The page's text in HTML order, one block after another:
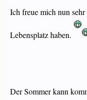
Ich freue mich nun
Lebensplatz haben.
Der Sommer kann